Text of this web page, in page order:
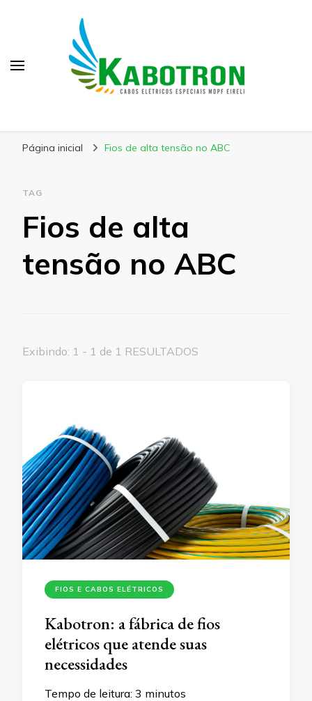
Página inicial Fios de alta tensão no ABC
TAG
Fios de alta
tensão no ABC
Exibindo: 1 - 1 de 1 RESULTADOS
FIOS E CABOS ELÉTRICOS
Kabotron: a fábrica de fios
elétricos que atende suas
necessidades
Tempo de leitura: 3 minutos